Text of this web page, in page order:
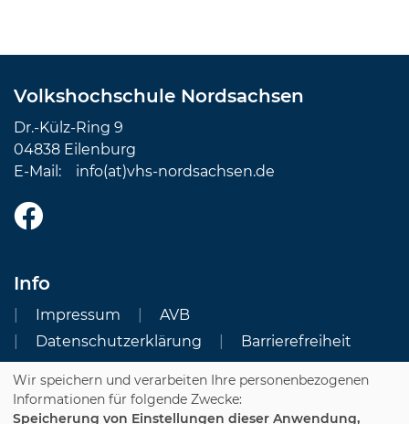
Volkshochschule Nordsachsen
Dr.-Külz-Ring 9
04838 Eilenburg
E-Mail: info(at)vhs-nordsachsen.de
Info
Impressum
AVB
Datenschutzerklärung
Barrierefreiheit
Cookie Einstellungen
Dozenten-Login
Wir speichern und verarbeiten Ihre personenbezogenen
Informationen für folgende Zwecke:
Speicherung von Einstellungen dieser Anwendung,